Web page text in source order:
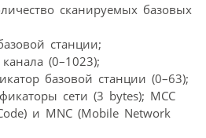
сканируемых базовых
станции;
(0–1023);
базовой станции (0–63);
сети (3 bytes); MCC
и MNC (Mobile Network